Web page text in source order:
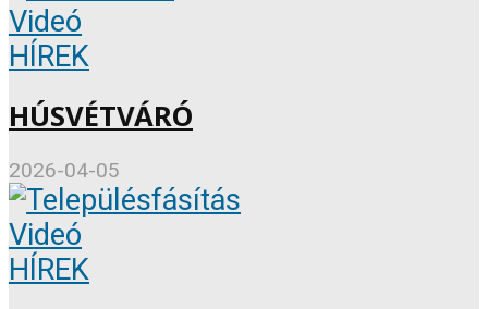
Videó
HÍREK
HÚSVÉTVÁRÓ
2026-04-05
Videó
HÍREK